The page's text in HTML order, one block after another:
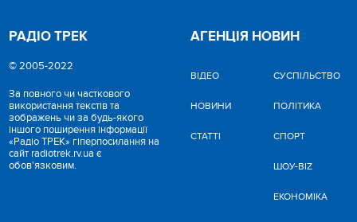
РАДІО ТРЕК
© 2005-2022
За повного чи часткового
використання текстів та
зображень чи за будь-якого
іншого поширення інформації
«Радіо ТРЕК» гіперпосилання на
сайт radiotrek.rv.ua є
обов'язковим.
АГЕНЦІЯ НОВИН
ВІДЕО
НОВИНИ
СТАТТІ
CУСПІЛЬСТВО
ПОЛІТИКА
СПОРТ
ШОУ-BIZ
ЕКОНОМІКА